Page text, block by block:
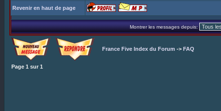
Revenir en haut de page
Montrer les messages depuis:
France Five Index du Forum -> FAQ
Page 1 sur 1